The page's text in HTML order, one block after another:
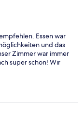
Essen war
und das
Zimmer war immer
super schön! Wir